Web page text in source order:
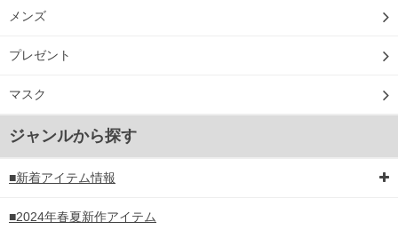
メンズ
プレゼント
マスク
ジャンルから探す
■新着アイテム情報
■2024年春夏新作アイテム